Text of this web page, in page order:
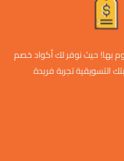
بها! حيث نوفر لك أكواد خصم
التسويقية تجربة فريدة